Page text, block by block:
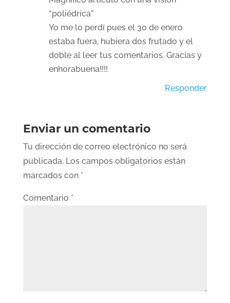
“poliédrica”
Yo me lo perdí pues el 30 de enero
estaba fuera, hubiera dos frutado y el
doble al leer tus comentarios. Gracias y
enhorabuena!!!!
Responder
Enviar un comentario
Tu dirección de correo electrónico no será
publicada. Los campos obligatorios están
marcados con *
Comentario *